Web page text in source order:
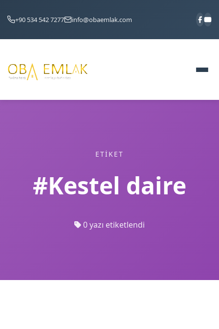
+90 534 542 7277 info@obaemlak.com
ETIKET
#Kestel daire
0 yazı etiketlendi